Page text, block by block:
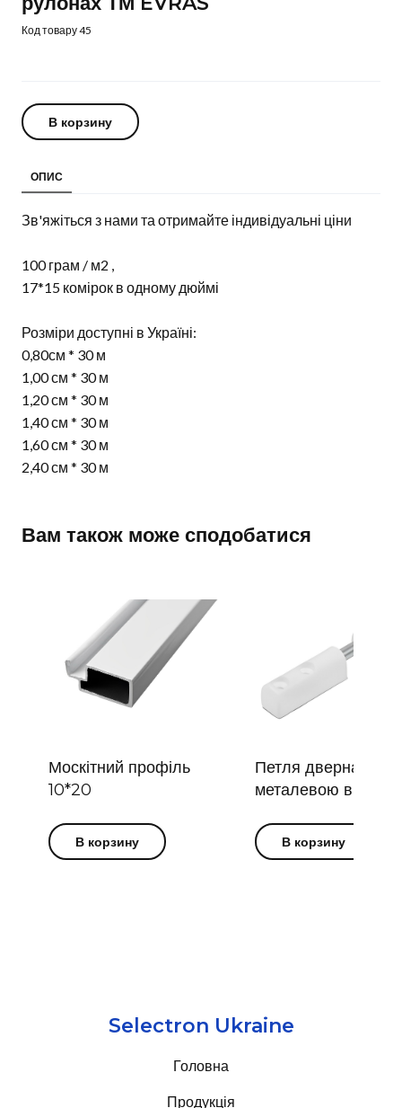
Код товару 45
В корзину
ОПИС
Зв'яжіться з нами та отримайте індивідуальні ціни
100 грам / м2 ,
17*15 комірок в одному дюймі
Розміри доступні в Україні:
0,80см * 30 м
1,00 см * 30 м
1,20 см * 30 м
1,40 см * 30 м
1,60 см * 30 м
2,40 см * 30 м
Вам також може сподобатися
Москітний профіль
10*20
В корзину
Петля дверна з
металевою віссю
В корзину
Selectron Ukraine
Головна
Продукція